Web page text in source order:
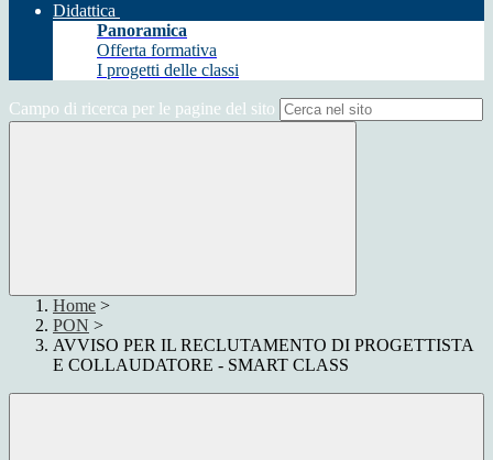
Didattica
Panoramica
Offerta formativa
I progetti delle classi
Campo di ricerca per le pagine del sito
Home >
PON >
AVVISO PER IL RECLUTAMENTO DI PROGETTISTA
E COLLAUDATORE - SMART CLASS